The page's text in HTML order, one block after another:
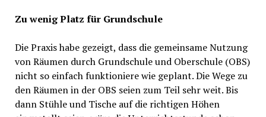
Zu wenig Platz für Grundschule
Die Praxis habe gezeigt, dass die gemeinsame Nutzung
von Räumen durch Grundschule und Oberschule (OBS)
nicht so einfach funktioniere wie geplant. Die Wege zu
den Räumen in der OBS seien zum Teil sehr weit. Bis
dann Stühle und Tische auf die richtigen Höhen